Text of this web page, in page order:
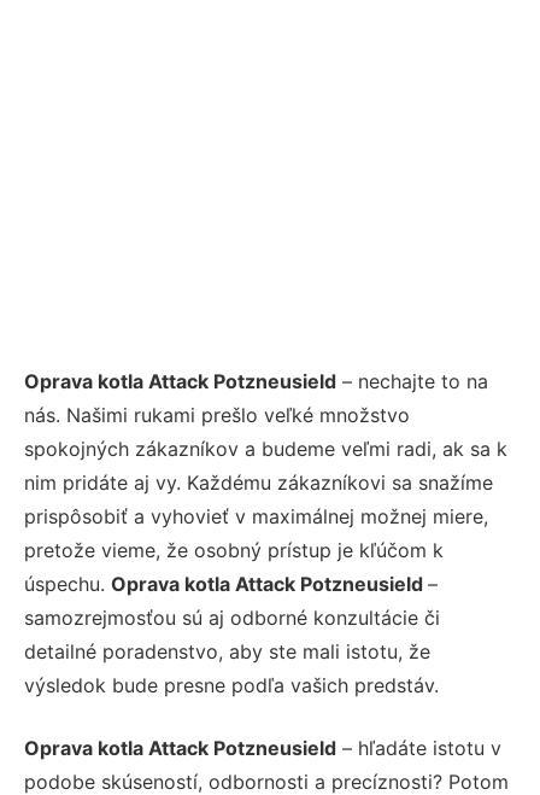
Oprava kotla Attack Potzneusield – nechajte to na
nás. Našimi rukami prešlo veľké množstvo
spokojných zákazníkov a budeme veľmi radi, ak sa k
nim pridáte aj vy. Každému zákazníkovi sa snažíme
prispôsobiť a vyhovieť v maximálnej možnej miere,
pretože vieme, že osobný prístup je kľúčom k
úspechu. Oprava kotla Attack Potzneusield –
samozrejmosťou sú aj odborné konzultácie či
detailné poradenstvo, aby ste mali istotu, že
výsledok bude presne podľa vašich predstáv.
Oprava kotla Attack Potzneusield – hľadáte istotu v
podobe skúseností, odbornosti a precíznosti? Potom